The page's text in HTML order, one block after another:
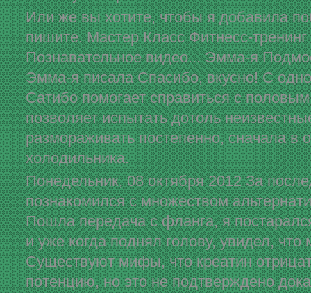
Или же вы хотите, чтобы я добавила
пишите. Мастер Класс Фитнесс-
Познавательное видео... Эмма-я
Эмма-я писала Спасибо, вкусно! С
Сатибо помогает справиться с
позволяет испытать дотоль
размораживать постепенно, сначала в
холодильника.
Понедельник, 08 октября 2012 За
познакомился с множеством
Пошла передача с фланга, я
и уже когда поднял голову, увидел, что
Существуют мифы, что креатин
потенцию, но это не подтверждено